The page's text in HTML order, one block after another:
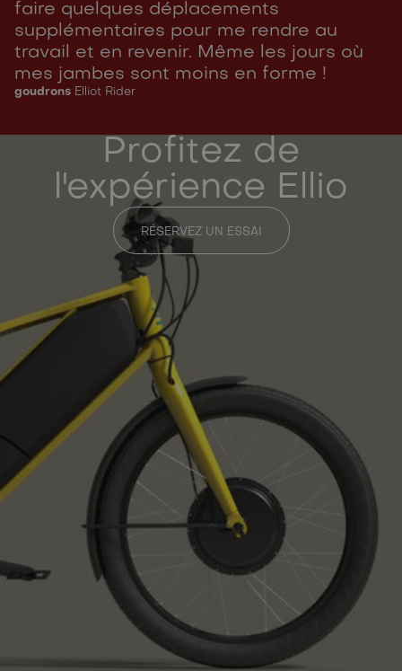
faire quelques déplacements
supplémentaires pour me rendre au
travail et en revenir. Même les jours où
mes jambes sont moins en forme !
goudrons Elliot Rider
Profitez de
l'expérience Ellio
RÉSERVEZ UN ESSAI